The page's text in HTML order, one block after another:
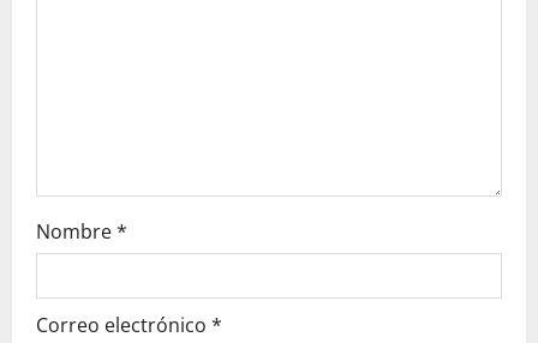
t
a
Nombre*
Correo electrónico *